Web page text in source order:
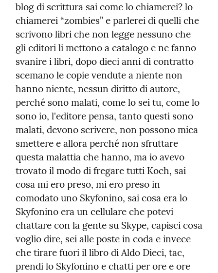
blog di scrittura sai come lo chiamerei? lo
chiamerei “zombies” e parlerei di quelli che
scrivono libri che non legge nessuno che
gli editori li mettono a catalogo e ne fanno
svanire i libri, dopo dieci anni di contratto
scemano le copie vendute a niente non
hanno niente, nessun diritto di autore,
perché sono malati, come lo sei tu, come lo
sono io, l'editore pensa, tanto questi sono
malati, devono scrivere, non possono mica
smettere e allora perché non sfruttare
questa malattia che hanno, ma io avevo
trovato il modo di fregare tutti Koch, sai
cosa mi ero preso, mi ero preso in
comodato uno Skyfonino, sai cosa era lo
Skyfonino era un cellulare che potevi
chattare con la gente su Skype, capisci cosa
voglio dire, sei alle poste in coda e invece
che tirare fuori il libro di Aldo Dieci, tac,
prendi lo Skyfonino e chatti per ore e ore